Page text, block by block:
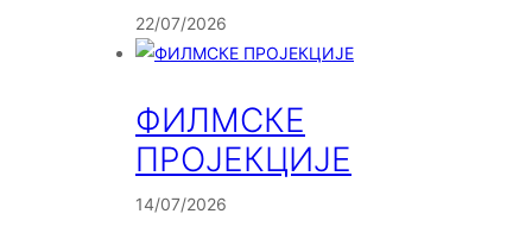
22/07/2026
ФИЛМСКЕ
ПРОЈЕКЦИЈЕ
14/07/2026